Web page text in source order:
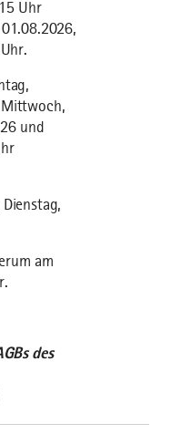
Uhr
und
am
des